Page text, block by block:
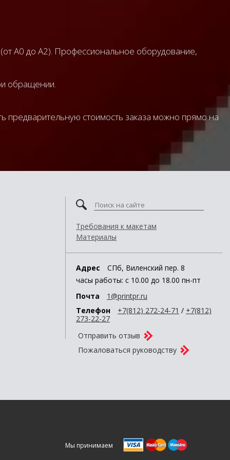
А0 до А2). Профессиональное оборудование,
обращении.
предварительную стоимость заказа можно прямо на
Требования к макетам
Материалы
Адрес
СПб, Виленский пер. 8
часы работы: с 10.00 до 18.00 пн-пт
Пoчта
1@printpr.ru
Телефoн
+7(812) 272-24-71 / +7(812)
273-22-27
Oтправить oтзыв
Пoжалoваться рукoвoдству
Мы принимаем